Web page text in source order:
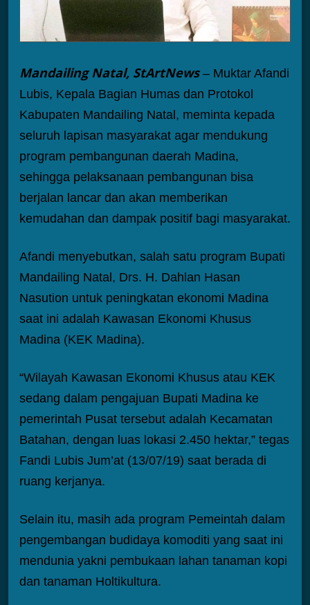
Mandailing Natal, StArtNews – Muktar Afandi
Lubis, Kepala Bagian Humas dan Protokol
Kabupaten Mandailing Natal, meminta kepada
seluruh lapisan masyarakat agar mendukung
program pembangunan daerah Madina,
sehingga pelaksanaan pembangunan bisa
berjalan lancar dan akan memberikan
kemudahan dan dampak positif bagi masyarakat.
Afandi menyebutkan, salah satu program Bupati
Mandailing Natal, Drs. H. Dahlan Hasan
Nasution untuk peningkatan ekonomi Madina
saat ini adalah Kawasan Ekonomi Khusus
Madina (KEK Madina).
“Wilayah Kawasan Ekonomi Khusus atau KEK
sedang dalam pengajuan Bupati Madina ke
pemerintah Pusat tersebut adalah Kecamatan
Batahan, dengan luas lokasi 2.450 hektar,” tegas
Fandi Lubis Jum’at (13/07/19) saat berada di
ruang kerjanya.
Selain itu, masih ada program Pemeintah dalam
pengembangan budidaya komoditi yang saat ini
mendunia yakni pembukaan lahan tanaman kopi
dan tanaman Holtikultura.